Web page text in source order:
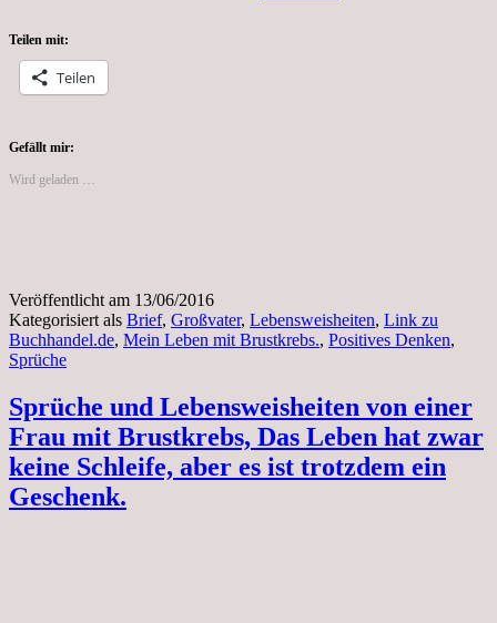
Teilen mit:
Teilen
Gefällt mir:
Wird geladen …
Veröffentlicht am 13/06/2016
Kategorisiert als Brief, Großvater, Lebensweisheiten, Link zu
Buchhandel.de, Mein Leben mit Brustkrebs., Positives Denken,
Sprüche
Sprüche und Lebensweisheiten von einer
Frau mit Brustkrebs, Das Leben hat zwar
keine Schleife, aber es ist trotzdem ein
Geschenk.